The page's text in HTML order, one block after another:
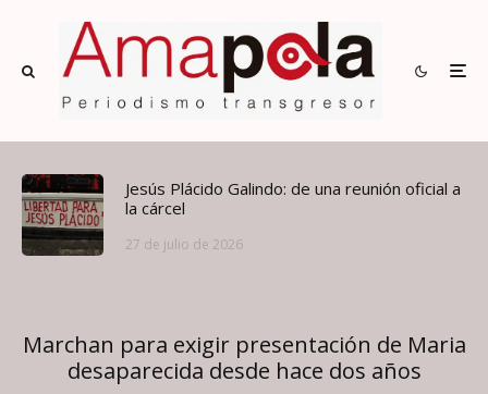
Jesús Plácido Galindo: de una reunión oficial a
la cárcel
27 de julio de 2026
Marchan para exigir presentación de Maria
desaparecida desde hace dos años